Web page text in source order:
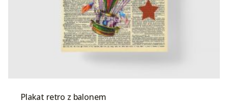
Plakat retro z balonem